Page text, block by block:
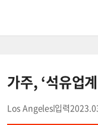
가주, ‘석유업
Los Angeles